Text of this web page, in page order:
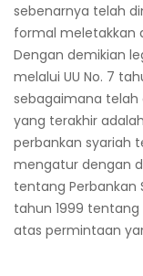
sebenarnya telah
formal meletakkan
Dengan demikian
melalui UU No. 7
sebagaimana telah
yang terakhir
perbankan syariah
mengatur dengan
tentang Perbankan
tahun 1999
atas permintaan